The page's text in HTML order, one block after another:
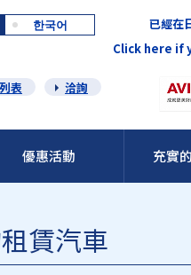
已經在
Click here if
한국어
表 洽詢
優惠活動 充實
賃汽車